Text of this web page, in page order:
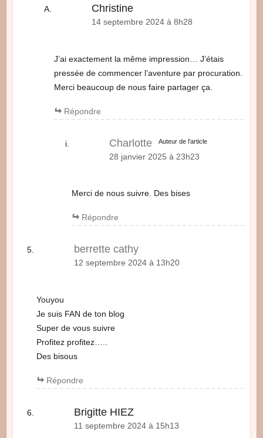
Christine
14 septembre 2024 à 8h28
J’ai exactement la même impression… J’étais
pressée de commencer l’aventure par procuration.
Merci beaucoup de nous faire partager ça.
Répondre
Charlotte Auteur de l'article
28 janvier 2025 à 23h23
Merci de nous suivre. Des bises
Répondre
berrette cathy
12 septembre 2024 à 13h20
Youyou
Je suis FAN de ton blog
Super de vous suivre
Profitez profitez…..
Des bisous
Répondre
Brigitte HIEZ
11 septembre 2024 à 15h13